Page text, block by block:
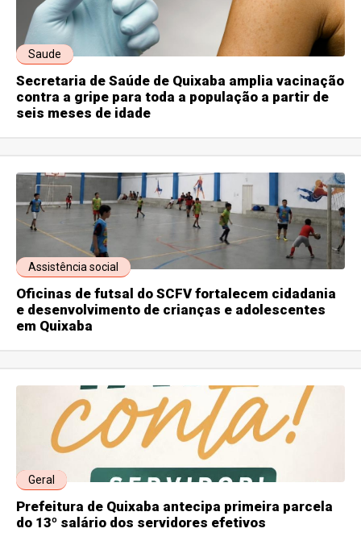
Saude
Secretaria de Saúde de Quixaba amplia vacinação
contra a gripe para toda a população a partir de
seis meses de idade
Assistência social
Oficinas de futsal do SCFV fortalecem cidadania
e desenvolvimento de crianças e adolescentes
em Quixaba
Geral
Prefeitura de Quixaba antecipa primeira parcela
do 13º salário dos servidores efetivos